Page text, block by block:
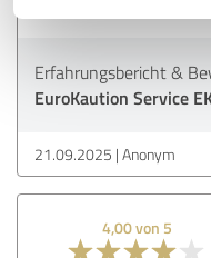
Erfahrungsbericht &
EuroKaution Service
21.09.2025 Anonym
4,00 von 5